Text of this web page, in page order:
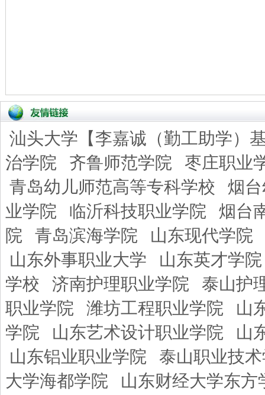
汕头大学【李嘉诚（勤工助学）
治学院
齐鲁师范学院
枣庄职业
青岛幼儿师范高等专科学校
烟
业学院
临沂科技职业学院
烟台
院
青岛滨海学院
山东现代学院
山东外事职业大学
山东英才学院
学校
济南护理职业学院
泰山护
职业学院
潍坊工程职业学院
山
学院
山东艺术设计职业学院
山
山东铝业职业学院
泰山职业技
大学海都学院
山东财经大学东方